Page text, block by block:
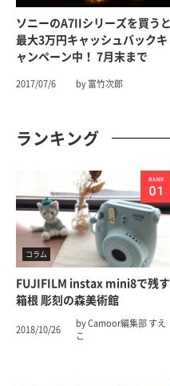
ソニーのα7IIシリーズを買うと
最大3万円キャッシュバックキ
ャンペーン中！ 7月末まで
2017/07/6 by 富竹次郎
ランキング
コラム
FUJIFILM instax mini8で残す
箱根 彫刻の森美術館
2018/10/26
by Camoor編集部 すえ
こ